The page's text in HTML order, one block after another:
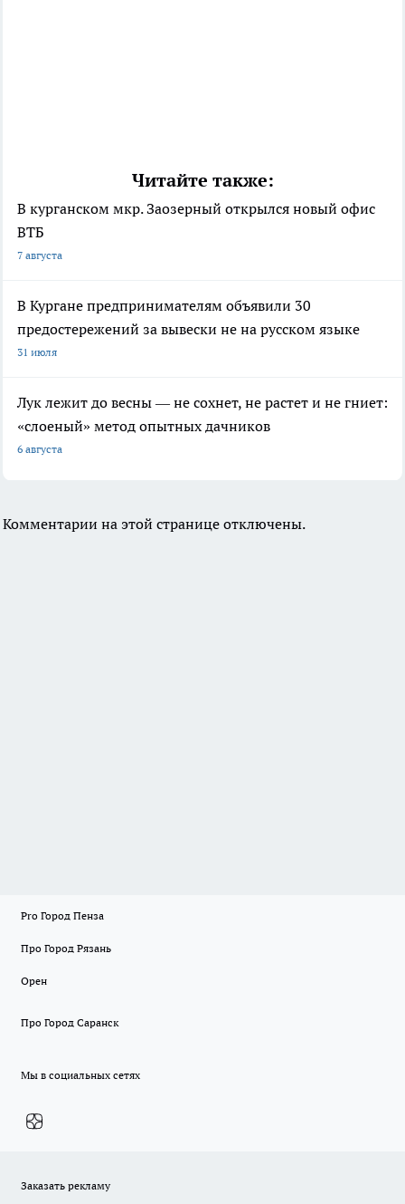
Читайте также:
В курганском мкр. Заозерный открылся новый офис
ВТБ
7 августа
В Кургане предпринимателям объявили 30
предостережений за вывески не на русском языке
31 июля
Лук лежит до весны — не сохнет, не растет и не гниет:
«слоеный» метод опытных дачников
6 августа
Комментарии на этой странице отключены.
Pro Город Пенза
Про Город Рязань
Орен
Про Город Саранск
Мы в социальных сетях
Заказать рекламу